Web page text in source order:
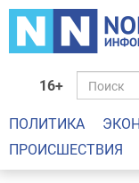
16+
ПОЛИТИКА
ПРОИСШЕСТВИЯ